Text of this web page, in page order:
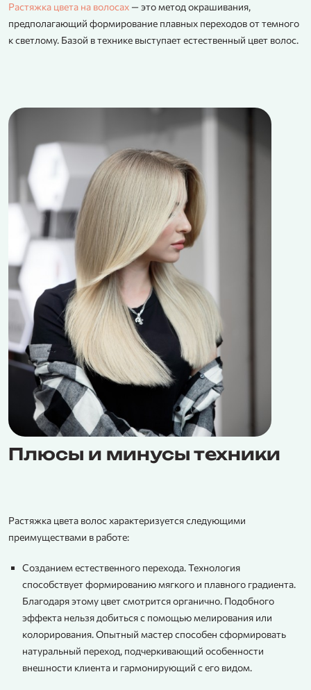
Растяжка цвета на волосах — это метод окрашивания,
предполагающий формирование плавных переходов от темного
к светлому. Базой в технике выступает естественный цвет волос.
Плюсы и минусы техники
Растяжка цвета волос характеризуется следующими
преимуществами в работе:
Созданием естественного перехода. Технология
способствует формированию мягкого и плавного градиента.
Благодаря этому цвет смотрится органично. Подобного
эффекта нельзя добиться с помощью мелирования или
колорирования. Опытный мастер способен сформировать
натуральный переход, подчеркивающий особенности
внешности клиента и гармонирующий с его видом.